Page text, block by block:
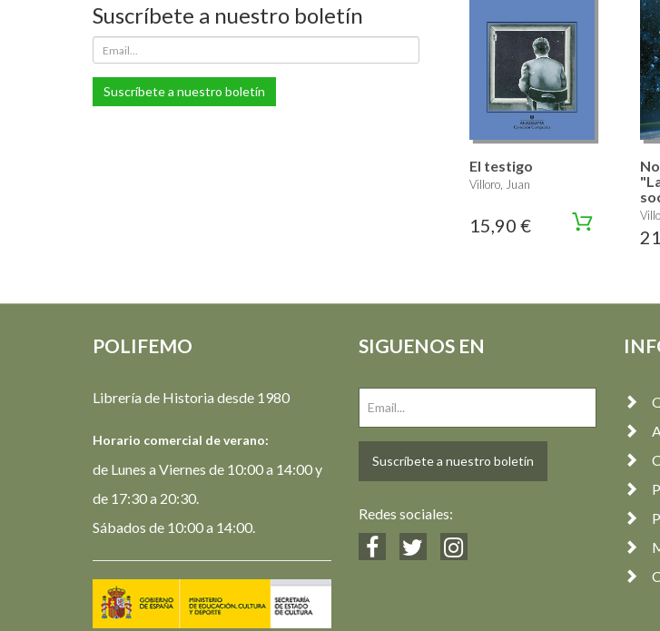
Suscríbete a nuestro boletín
Suscríbete a nuestro boletín
El testigo
Villoro, Juan
15,90 €
POLIFEMO
Librería de Historia desde 1980
Horario comercial de verano:
de Lunes a Viernes de 10:00 a 14:00 y
de 17:30 a 20:30.
Sábados de 10:00 a 14:00.
SIGUENOS EN
Suscríbete a nuestro boletín
Redes sociales: